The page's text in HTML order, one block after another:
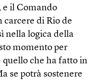
e il Comando
di Rio de
nella logica della
momento per
che ha fatto in
se potrà sostenere